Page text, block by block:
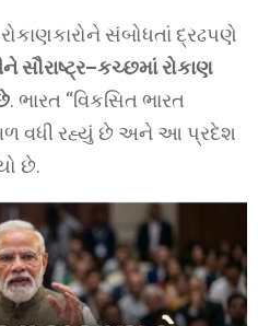
સંબોધતાં દ્રઢપણે
સૌરાષ્ટ્ર–કચ્છમાં રોકાણ
. ભારત “વિકસિત ભારત
વધી રહ્યું છે અને આ પ્રદેશ
છે.